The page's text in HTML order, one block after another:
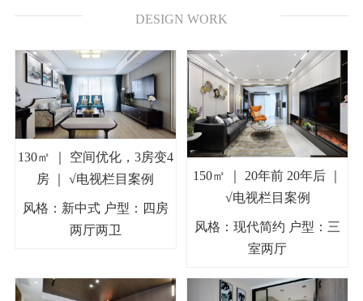
DESIGN WORK
130㎡ ｜ 空间优化，3房变4
房 ｜ √电视栏目案例
风格：新中式 户型：四房
两厅两卫
150㎡ ｜ 20年前 20年后 ｜
√电视栏目案例
风格：现代简约 户型：三
室两厅